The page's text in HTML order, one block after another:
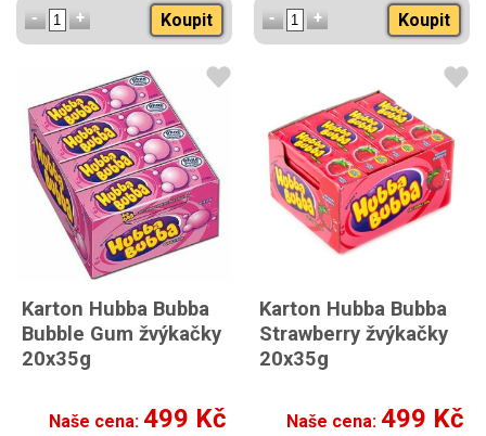
Koupit Koupit
Karton Hubba Bubba
Bubble Gum žvýkačky
20x35g
Naše cena: 499 Kč
Karton Hubba Bubba
Strawberry žvýkačky
20x35g
Naše cena: 499 Kč